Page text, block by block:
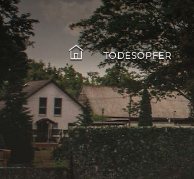
TODESOPFER